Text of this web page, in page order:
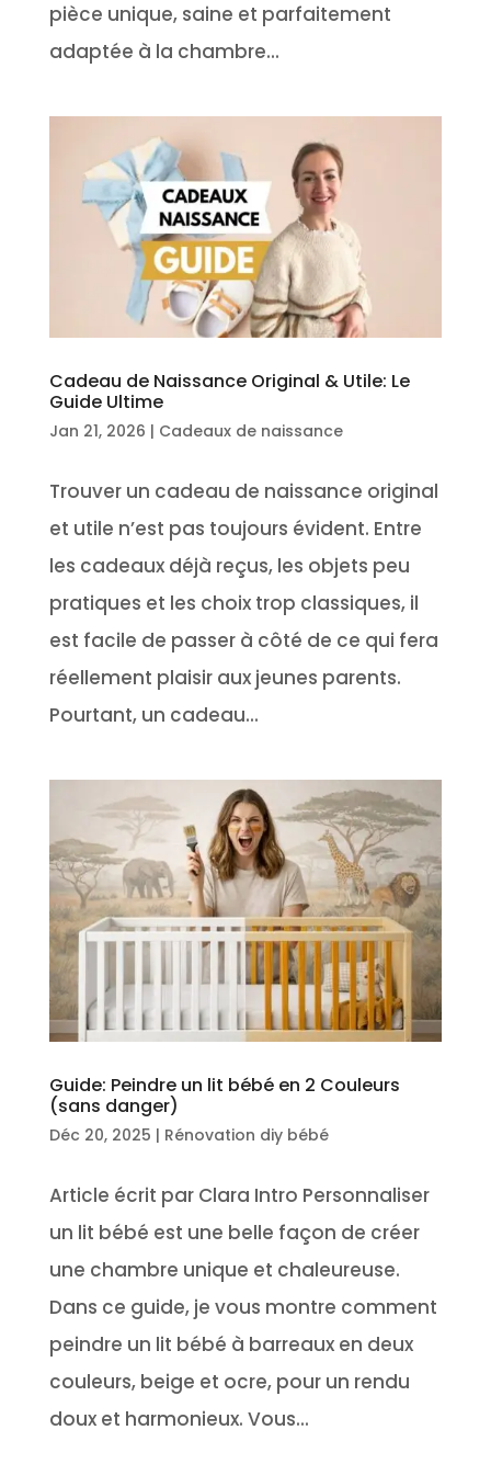
pièce unique, saine et parfaitement
adaptée à la chambre...
Cadeau de Naissance Original & Utile: Le
Guide Ultime
Jan 21, 2026 | Cadeaux de naissance
Trouver un cadeau de naissance original
et utile n’est pas toujours évident. Entre
les cadeaux déjà reçus, les objets peu
pratiques et les choix trop classiques, il
est facile de passer à côté de ce qui fera
réellement plaisir aux jeunes parents.
Pourtant, un cadeau...
Guide: Peindre un lit bébé en 2 Couleurs
(sans danger)
Déc 20, 2025 | Rénovation diy bébé
Article écrit par Clara Intro Personnaliser
un lit bébé est une belle façon de créer
une chambre unique et chaleureuse.
Dans ce guide, je vous montre comment
peindre un lit bébé à barreaux en deux
couleurs, beige et ocre, pour un rendu
doux et harmonieux. Vous...